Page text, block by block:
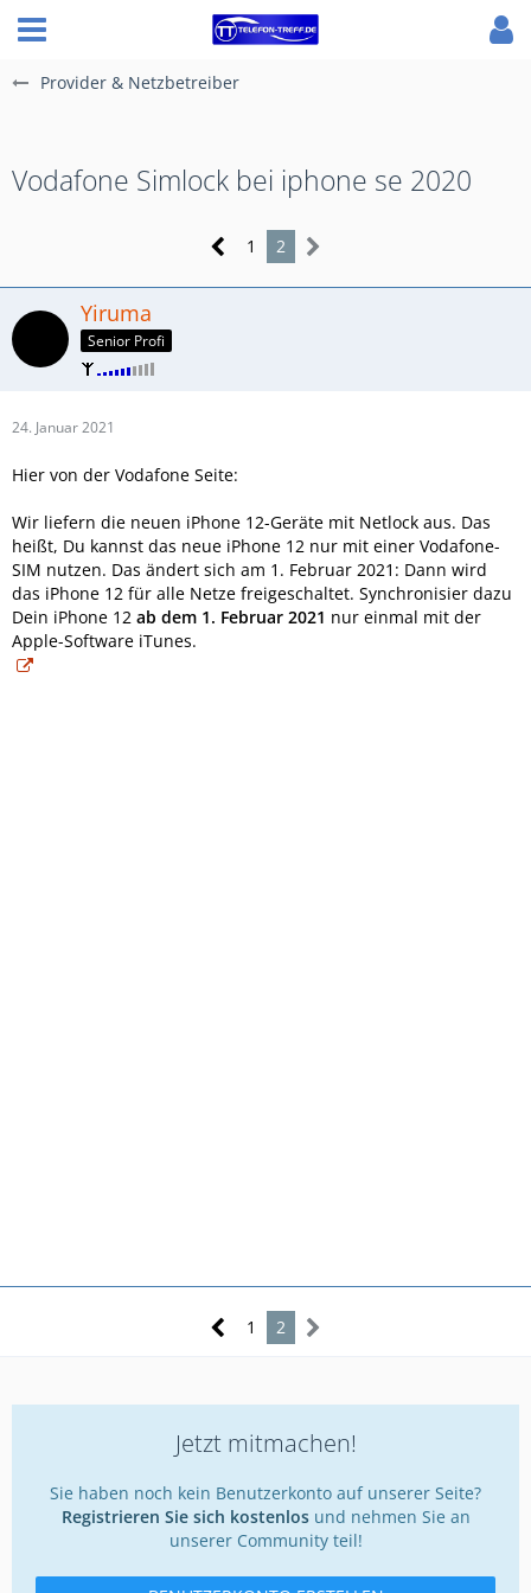
Provider & Netzbetreiber
Vodafone Simlock bei iphone se 2020
1 2
Yiruma
Senior Profi
24. Januar 2021
Hier von der Vodafone Seite:
Wir liefern die neuen iPhone 12-Geräte mit Netlock aus. Das
heißt, Du kannst das neue iPhone 12 nur mit einer Vodafone-
SIM nutzen. Das ändert sich am 1. Februar 2021: Dann wird
das iPhone 12 für alle Netze freigeschaltet. Synchronisier dazu
Dein iPhone 12 ab dem 1. Februar 2021 nur einmal mit der
Apple-Software iTunes.
1 2
Jetzt mitmachen!
Sie haben noch kein Benutzerkonto auf unserer Seite?
Registrieren Sie sich kostenlosund nehmen Sie an
unserer Community teil!